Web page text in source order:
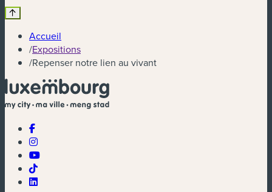
Accueil
/Expositions
/Repenser notre lien au vivant